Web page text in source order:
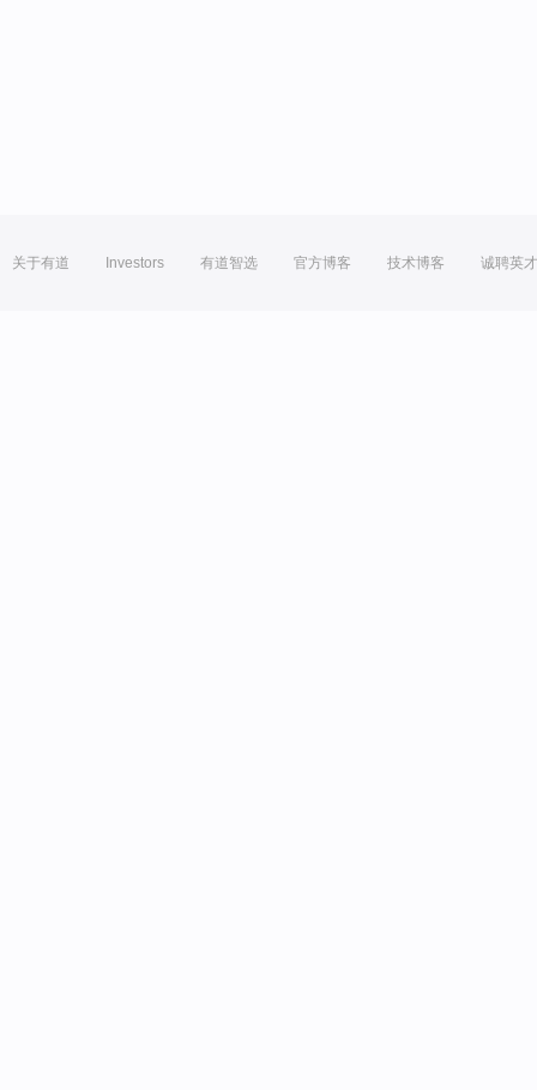
关于有道 Investors 有道智选 官方博客 技术博客 诚聘英才